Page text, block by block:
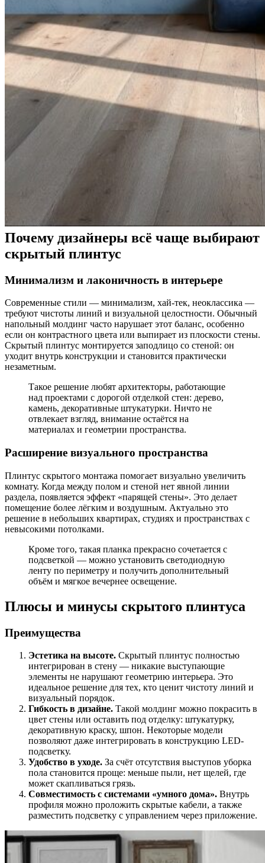
Почему дизайнеры всё чаще выбирают
скрытый плинтус
Минимализм и лаконичность в интерьере
Современные стили — минимализм, хай-тек, неоклассика —
требуют чистоты линий и визуальной целостности. Обычный
напольный молдинг часто нарушает этот баланс, особенно
если он контрастного цвета или выпирает из плоскости стены.
Скрытый плинтус монтируется заподлицо со стеной: он
уходит внутрь конструкции и становится практически
незаметным.
Такое решение любят архитекторы, работающие
над проектами с дорогой отделкой стен: дерево,
камень, декоративные штукатурки. Ничто не
отвлекает взгляд, внимание остаётся на
материалах и геометрии пространства.
Расширение визуального пространства
Плинтус скрытого монтажа помогает визуально увеличить
комнату. Когда между полом и стеной нет явной линии
раздела, появляется эффект «парящей стены». Это делает
помещение более лёгким и воздушным. Актуально это
решение в небольших квартирах, студиях и пространствах с
невысокими потолками.
Кроме того, такая планка прекрасно сочетается с
подсветкой — можно установить светодиодную
ленту по периметру и получить дополнительный
объём и мягкое вечернее освещение.
Плюсы и минусы скрытого плинтуса
Преимущества
Эстетика на высоте. Скрытый плинтус полностью
интегрирован в стену — никакие выступающие
элементы не нарушают геометрию интерьера. Это
идеальное решение для тех, кто ценит чистоту линий и
визуальный порядок.
Гибкость в дизайне. Такой молдинг можно покрасить в
цвет стены или оставить под отделку: штукатурку,
декоративную краску, шпон. Некоторые модели
позволяют даже интегрировать в конструкцию LED-
подсветку.
Удобство в уходе. За счёт отсутствия выступов уборка
пола становится проще: меньше пыли, нет щелей, где
может скапливаться грязь.
Совместимость с системами «умного дома». Внутрь
профиля можно проложить скрытые кабели, а также
разместить подсветку с управлением через приложение.